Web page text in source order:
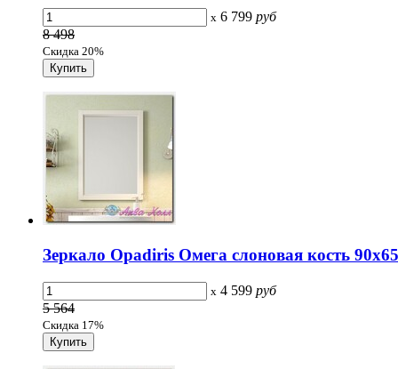
x 6 799 руб
8 498
Скидка 20%
Зеркало Opadiris Омега слоновая кость
x 4 599 руб
5 564
Скидка 17%